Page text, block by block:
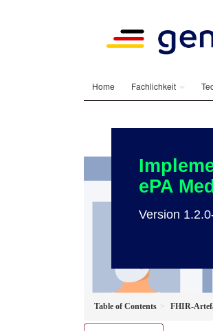
Home Fachlichkeit
ePA
Version
Table of Contents FHIR-